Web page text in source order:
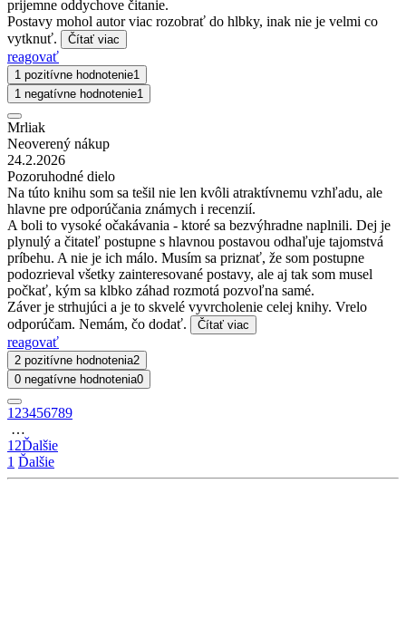
prijemne oddychove čitanie.
Postavy mohol autor viac rozobrať do hlbky, inak nie je velmi co
vytknuť.
Čítať viac
reagovať
1 pozitívne hodnotenie1
1 negatívne hodnotenie1
Mrliak
Neoverený nákup
24.2.2026
Pozoruhodné dielo
Na túto knihu som sa tešil nie len kvôli atraktívnemu vzhľadu, ale
hlavne pre odporúčania známych i recenzií.
A boli to vysoké očakávania - ktoré sa bezvýhradne naplnili. Dej je
plynulý a čitateľ postupne s hlavnou postavou odhaľuje tajomstvá
príbehu. A nie je ich málo. Musím sa priznať, že som postupne
podozrieval všetky zainteresované postavy, ale aj tak som musel
počkať, kým sa klbko záhad rozmotá pozvoľna samé.
Záver je strhujúci a je to skvelé vyvrcholenie celej knihy. Vrelo
odporúčam. Nemám, čo dodať.
Čítať viac
reagovať
2 pozitívne hodnotenia2
0 negatívne hodnotenia0
123456789
…
12Ďalšie
1 Ďalšie